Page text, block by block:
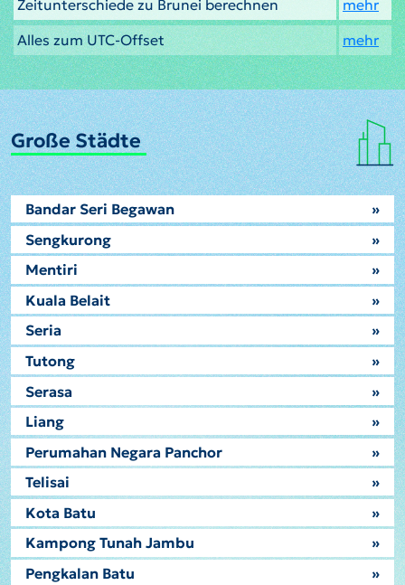
Zeitunterschiede zu Brunei berechnen
mehr
Alles zum UTC-Offset
mehr
Große Städte
Bandar Seri Begawan
»
Sengkurong
»
Mentiri
»
Kuala Belait
»
Seria
»
Tutong
»
Serasa
»
Liang
»
Perumahan Negara Panchor
»
Telisai
»
Kota Batu
»
Kampong Tunah Jambu
»
Pengkalan Batu
»